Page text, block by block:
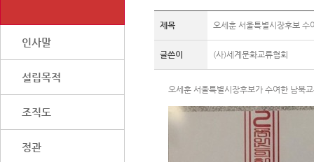
인사말
설립목적
조직도
정관
제목 오세훈 서울특별시장후보
글쓴이 (사)세계문화교류협회
오세훈 서울특별시장후보가 수여한 남북